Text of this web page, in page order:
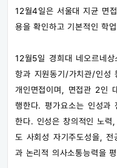
12월4일은 서울대 지균 면
용을 확인하고 기본적인 학
12월5일 경희대 네오르네
항과 지원동기/가치관/인성
개인면접이며, 면접관 2인
행한다. 평가요소는 인성과
한다. 인성은 창의적인 노력
도 사회성 자기주도성을, 전
과 논리적 의사소통능력을